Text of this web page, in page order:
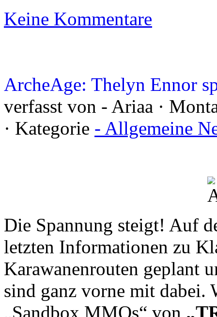
Keine Kommentare
ArcheAge: Thelyn Ennor
verfasst von - Ariaa ·
· Kategorie - Allgemeine
Die Spannung steigt! Auf
letzten Informationen zu
Karawanenrouten geplant
sind ganz vorne mit dabei.
„Sandbox MMOs“ von